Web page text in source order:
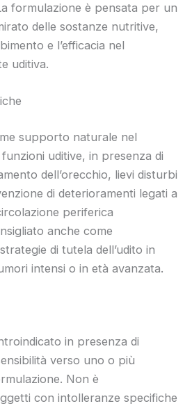
formulazione è pensata per un
delle sostanze nutritive,
e l’efficacia nel
uditiva.
supporto naturale nel
uditive, in presenza di
dell’orecchio, lievi disturbi
di deterioramenti legati a
periferica
anche come
di tutela dell’udito in
intensi o in età avanzata.
in presenza di
verso uno o più
Non è
con intolleranze specifiche